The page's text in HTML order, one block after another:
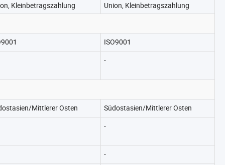
Kleinbetragszahlung
Union, Kleinbetragszahlung
ISO9001
-
Mittlerer Osten Südostasien/Mittlerer Osten
-
-